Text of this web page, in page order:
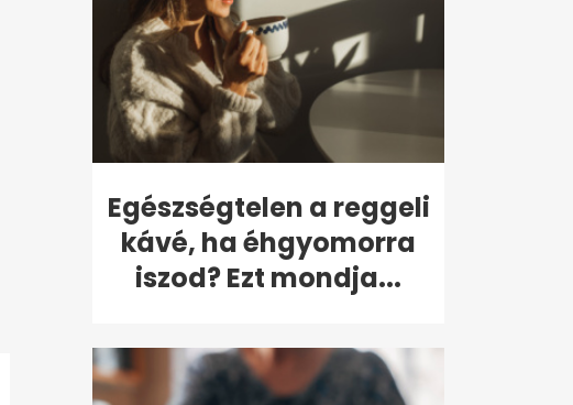
Egészségtelen a reggeli
kávé, ha éhgyomorra
iszod? Ezt mondja...